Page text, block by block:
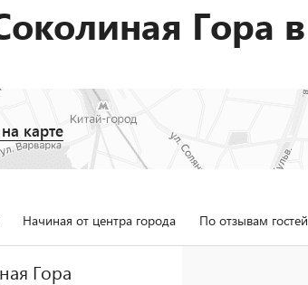
Гора в
карте
Начиная от центра города По отзывам гостей
Гора